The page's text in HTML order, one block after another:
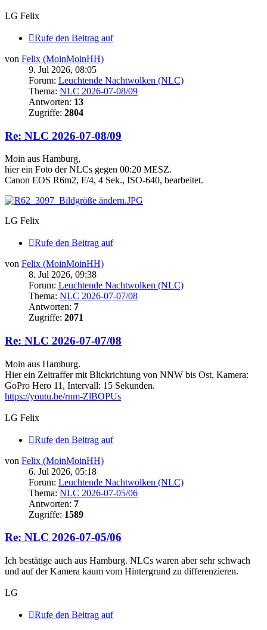
LG Felix
Rufe den Beitrag auf
von Felix (MoinMoinHH)
9. Jul 2026, 08:05
Forum: Leuchtende Nachtwolken (NLC)
Thema: NLC 2026-07-08/09
Antworten: 13
Zugriffe: 2804
Re: NLC 2026-07-08/09
Moin aus Hamburg,
hier ein Foto der NLCs gegen 00:20 MESZ.
Canon EOS R6m2, F/4, 4 Sek., ISO-640, bearbeitet.
LG Felix
Rufe den Beitrag auf
von Felix (MoinMoinHH)
8. Jul 2026, 09:38
Forum: Leuchtende Nachtwolken (NLC)
Thema: NLC 2026-07-07/08
Antworten: 7
Zugriffe: 2071
Re: NLC 2026-07-07/08
Moin aus Hamburg.
Hier ein Zeitraffer mit Blickrichtung von NNW bis Ost, Kamera:
GoPro Hero 11, Intervall: 15 Sekunden.
https://youtu.be/rnm-ZlBOPUs
LG Felix
Rufe den Beitrag auf
von Felix (MoinMoinHH)
6. Jul 2026, 05:18
Forum: Leuchtende Nachtwolken (NLC)
Thema: NLC 2026-07-05/06
Antworten: 7
Zugriffe: 1589
Re: NLC 2026-07-05/06
Ich bestätige auch aus Hamburg. NLCs waren aber sehr schwach
und auf der Kamera kaum vom Hintergrund zu differenzieren.
LG
Rufe den Beitrag auf